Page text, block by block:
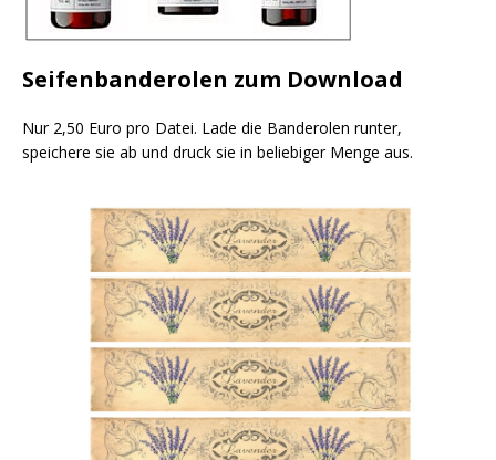
Seifenbanderolen zum Download
Nur 2,50 Euro pro Datei. Lade die Banderolen runter,
speichere sie ab und druck sie in beliebiger Menge aus.